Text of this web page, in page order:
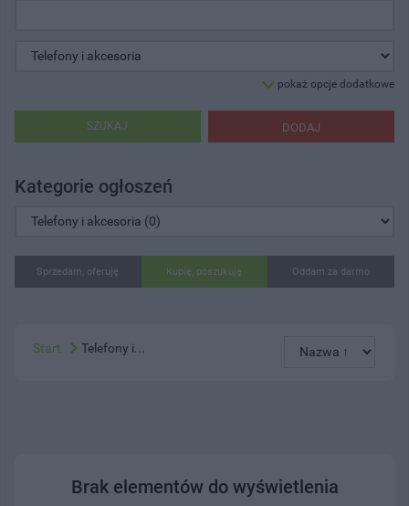
pokaż opcje dodatkowe
DODAJ
SZUKAJ
Kategorie ogłoszeń
Sprzedam, oferuję Kupię, poszukuję Oddam za darmo
Start Telefony i...
Brak elementów do wyświetlenia